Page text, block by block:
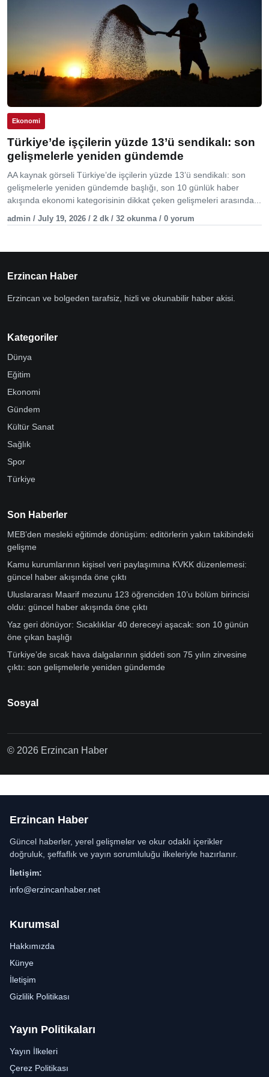
Ekonomi
Türkiye’de işçilerin yüzde 13’ü sendikalı: son
gelişmelerle yeniden gündemde
AA kaynak görseli Türkiye’de işçilerin yüzde 13’ü sendikalı: son
gelişmelerle yeniden gündemde başlığı, son 10 günlük haber
akışında ekonomi kategorisinin dikkat çeken gelişmeleri arasında...
admin / July 19, 2026 / 2 dk / 32 okunma / 0 yorum
Erzincan Haber
Erzincan ve bolgeden tarafsiz, hizli ve okunabilir haber akisi.
Kategoriler
Dünya
Eğitim
Ekonomi
Gündem
Kültür Sanat
Sağlık
Spor
Türkiye
Son Haberler
MEB’den mesleki eğitimde dönüşüm: editörlerin yakın takibindeki
gelişme
Kamu kurumlarının kişisel veri paylaşımına KVKK düzenlemesi:
güncel haber akışında öne çıktı
Uluslararası Maarif mezunu 123 öğrenciden 10’u bölüm birincisi
oldu: güncel haber akışında öne çıktı
Yaz geri dönüyor: Sıcaklıklar 40 dereceyi aşacak: son 10 günün
öne çıkan başlığı
Türkiye’de sıcak hava dalgalarının şiddeti son 75 yılın zirvesine
çıktı: son gelişmelerle yeniden gündemde
Sosyal
© 2026 Erzincan Haber
Erzincan Haber
Güncel haberler, yerel gelişmeler ve okur odaklı içerikler
doğruluk, şeffaflık ve yayın sorumluluğu ilkeleriyle hazırlanır.
İletişim:
info@erzincanhaber.net
Kurumsal
Hakkımızda
Künye
İletişim
Gizlilik Politikası
Yayın Politikaları
Yayın İlkeleri
Çerez Politikası